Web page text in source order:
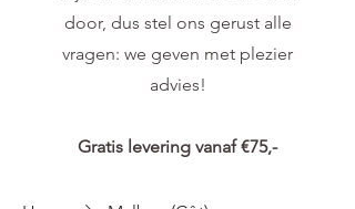
door, dus stel ons gerust alle
vragen: we geven met plezier
advies!
Gratis levering vanaf €75,-